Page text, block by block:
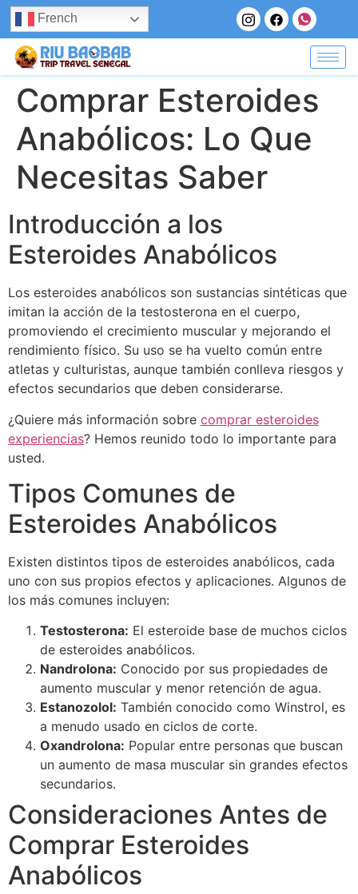
French
Comprar Esteroides
Anabólicos: Lo Que
Necesitas Saber
Introducción a los
Esteroides Anabólicos
Los esteroides anabólicos son sustancias sintéticas que
imitan la acción de la testosterona en el cuerpo,
promoviendo el crecimiento muscular y mejorando el
rendimiento físico. Su uso se ha vuelto común entre
atletas y culturistas, aunque también conlleva riesgos y
efectos secundarios que deben considerarse.
¿Quiere más información sobre comprar esteroides
experiencias? Hemos reunido todo lo importante para
usted.
Tipos Comunes de
Esteroides Anabólicos
Existen distintos tipos de esteroides anabólicos, cada
uno con sus propios efectos y aplicaciones. Algunos de
los más comunes incluyen:
Testosterona: El esteroide base de muchos ciclos
de esteroides anabólicos.
Nandrolona: Conocido por sus propiedades de
aumento muscular y menor retención de agua.
Estanozolol: También conocido como Winstrol, es
a menudo usado en ciclos de corte.
Oxandrolona: Popular entre personas que buscan
un aumento de masa muscular sin grandes efectos
secundarios.
Consideraciones Antes de
Comprar Esteroides
Anabólicos